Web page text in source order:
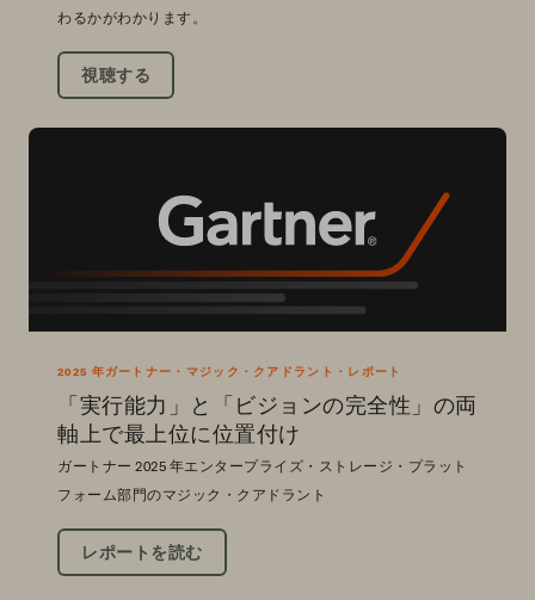
わるかがわかります。
視聴する
2025 年ガートナー・マジック・クアドラント・レポート
「実行能力」と「ビジョンの完全性」の両
軸上で最上位に位置付け
ガートナー 2025 年エンタープライズ・ストレージ・プラット
フォーム部門のマジック・クアドラント
レポートを読む